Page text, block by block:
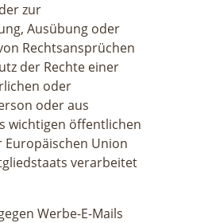
zur
Ausübung oder
Rechtsansprüchen
der Rechte einer
oder
oder aus
wichtigen öffentlichen
Europäischen Union
verarbeitet
Werbe-E-Mails